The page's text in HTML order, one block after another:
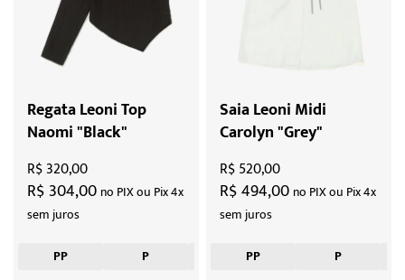
Regata Leoni Top
Naomi "Black"
R$ 304,00 no PIX ou Pix 4x
sem juros
R$ 320,00
PP P
Saia Leoni Midi
Carolyn "Grey"
R$ 494,00 no PIX ou Pix 4x
sem juros
R$ 520,00
PP P